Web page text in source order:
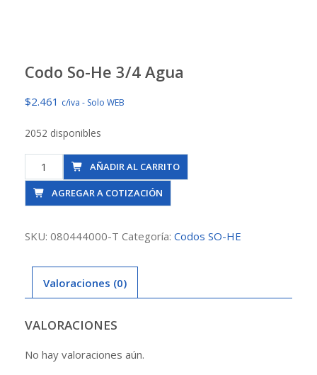
Codo So-He 3/4 Agua
$2.461 c/iva - Solo WEB
2052 disponibles
Codo
So-
He
Agua
AÑADIR AL CARRITO
AGREGAR A COTIZACIÓN
SKU: 080444000-T Categoría: Codos SO-HE
Valoraciones (0)
VALORACIONES
No hay valoraciones aún.